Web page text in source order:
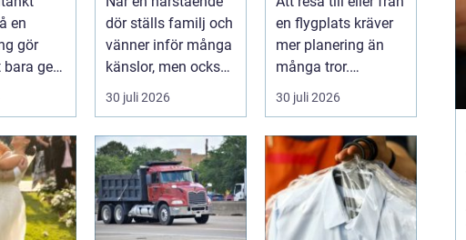
året
en
gör
bara ge
länge
dör ställs familj och
vänner inför många
känslor, men också
praktiska beslut. En
b...
30 juli 2026
smidig
en flygplats kräver
mer planering än
många tror.
Flygtider, packning,
säker...
30 juli 2026